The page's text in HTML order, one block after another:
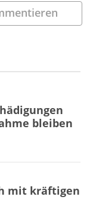
bleiben
mit kräftigen